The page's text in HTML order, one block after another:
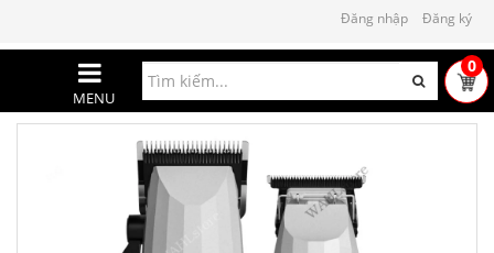
Đăng nhập Đăng ký
MENU
0